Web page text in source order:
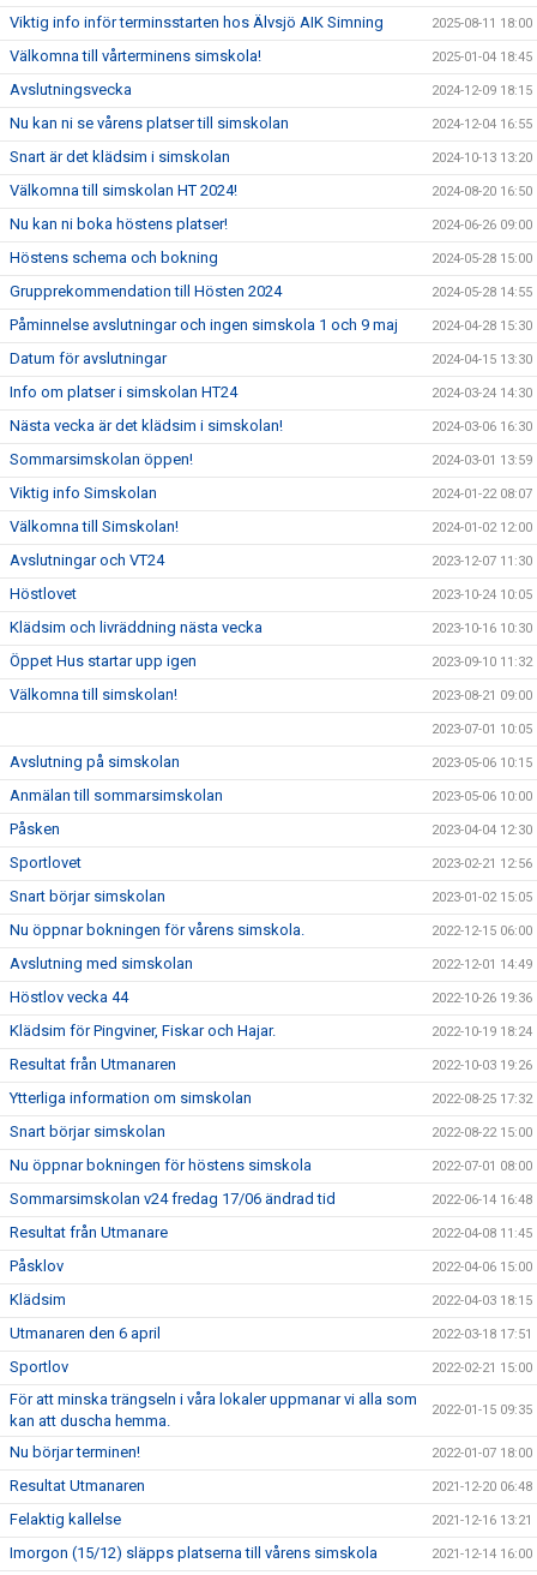
Viktig info inför terminsstarten hos Älvsjö AIK Simning 2025-08-11 18:00
Välkomna till vårterminens simskola! 2025-01-04 18:45
Avslutningsvecka 2024-12-09 18:15
Nu kan ni se vårens platser till simskolan 2024-12-04 16:55
Snart är det klädsim i simskolan 2024-10-13 13:20
Välkomna till simskolan HT 2024! 2024-08-20 16:50
Nu kan ni boka höstens platser! 2024-06-26 09:00
Höstens schema och bokning 2024-05-28 15:00
Grupprekommendation till Hösten 2024 2024-05-28 14:55
Påminnelse avslutningar och ingen simskola 1 och 9 maj 2024-04-28 15:30
Datum för avslutningar 2024-04-15 13:30
Info om platser i simskolan HT24 2024-03-24 14:30
Nästa vecka är det klädsim i simskolan! 2024-03-06 16:30
Sommarsimskolan öppen! 2024-03-01 13:59
Viktig info Simskolan 2024-01-22 08:07
Välkomna till Simskolan! 2024-01-02 12:00
Avslutningar och VT24 2023-12-07 11:30
Höstlovet 2023-10-24 10:05
Klädsim och livräddning nästa vecka 2023-10-16 10:30
Öppet Hus startar upp igen 2023-09-10 11:32
Välkomna till simskolan! 2023-08-21 09:00
2023-07-01 10:05
Avslutning på simskolan 2023-05-06 10:15
Anmälan till sommarsimskolan 2023-05-06 10:00
Påsken 2023-04-04 12:30
Sportlovet 2023-02-21 12:56
Snart börjar simskolan 2023-01-02 15:05
Nu öppnar bokningen för vårens simskola. 2022-12-15 06:00
Avslutning med simskolan 2022-12-01 14:49
Höstlov vecka 44 2022-10-26 19:36
Klädsim för Pingviner, Fiskar och Hajar. 2022-10-19 18:24
Resultat från Utmanaren 2022-10-03 19:26
Ytterliga information om simskolan 2022-08-25 17:32
Snart börjar simskolan 2022-08-22 15:00
Nu öppnar bokningen för höstens simskola 2022-07-01 08:00
Sommarsimskolan v24 fredag 17/06 ändrad tid 2022-06-14 16:48
Resultat från Utmanare 2022-04-08 11:45
Påsklov 2022-04-06 15:00
Klädsim 2022-04-03 18:15
Utmanaren den 6 april 2022-03-18 17:51
Sportlov 2022-02-21 15:00
För att minska trängseln i våra lokaler uppmanar vi alla som
kan att duscha hemma.
2022-01-15 09:35
Nu börjar terminen! 2022-01-07 18:00
Resultat Utmanaren 2021-12-20 06:48
Felaktig kallelse 2021-12-16 13:21
Imorgon (15/12) släpps platserna till vårens simskola 2021-12-14 16:00